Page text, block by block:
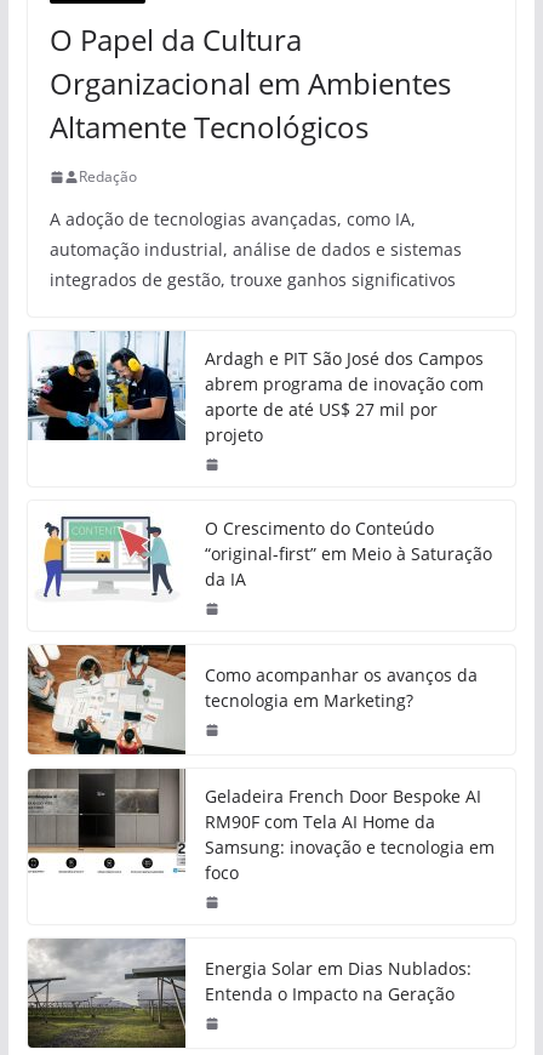
O Papel da Cultura
Organizacional em Ambientes
Altamente Tecnológicos
Redação
A adoção de tecnologias avançadas, como IA,
automação industrial, análise de dados e sistemas
integrados de gestão, trouxe ganhos significativos
Ardagh e PIT São José dos Campos
abrem programa de inovação com
aporte de até US$ 27 mil por
projeto
O Crescimento do Conteúdo
“original-first” em Meio à Saturação
da IA
Como acompanhar os avanços da
tecnologia em Marketing?
Geladeira French Door Bespoke AI
RM90F com Tela AI Home da
Samsung: inovação e tecnologia em
foco
Energia Solar em Dias Nublados:
Entenda o Impacto na Geração